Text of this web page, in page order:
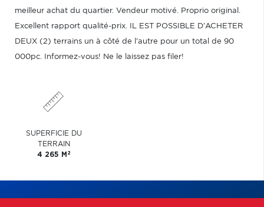
meilleur achat du quartier. Vendeur motivé. Proprio original.
Excellent rapport qualité-prix. IL EST POSSIBLE D'ACHETER
DEUX (2) terrains un à côté de l'autre pour un total de 90
000pc. Informez-vous! Ne le laissez pas filer!
SUPERFICIE DU
TERRAIN
4 265 M 2